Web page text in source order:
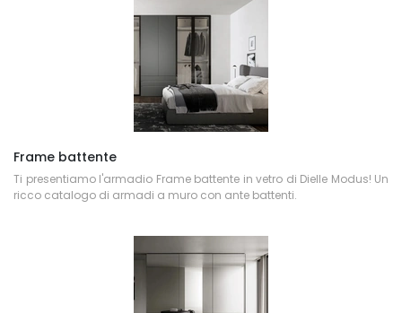
Frame battente
Ti presentiamo l'armadio Frame battente in vetro di Dielle Modus! Un
ricco catalogo di armadi a muro con ante battenti.